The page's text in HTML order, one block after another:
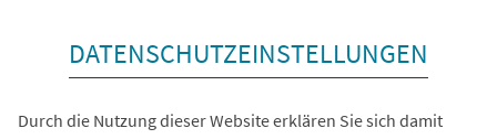
DATENSCHUTZEINSTELLUNGEN
Durch die Nutzung dieser Website erklären Sie sich damit